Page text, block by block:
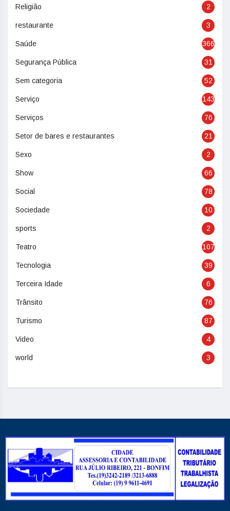
Religião 2
restaurante 3
Saúde 366
Segurança Pública 31
Sem categoria 52
Serviço 143
Serviços 76
Setor de bares e restaurantes 21
Sexo 2
Show 66
Social 78
Sociedade 10
sports 2
Teatro 107
Tecnologia 39
Terceira Idade 6
Trânsito 76
Turismo 87
Video 4
world 3